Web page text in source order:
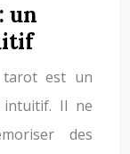
un
tarot est un
Il ne
des